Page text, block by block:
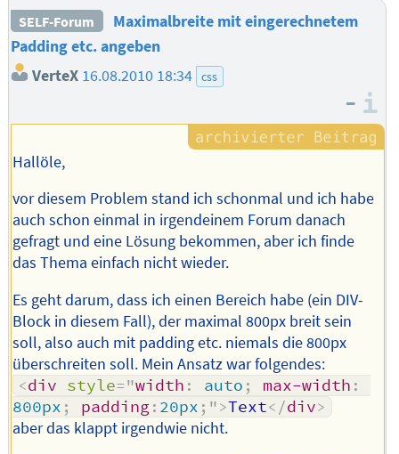
SELF-Forum
Maximalbreite mit eingerechnetem
Padding etc. angeben
VerteX 16.08.2010 18:34 css
–
Hallöle,
vor diesem Problem stand ich schonmal und ich habe
auch schon einmal in irgendeinem Forum danach
gefragt und eine Lösung bekommen, aber ich finde
das Thema einfach nicht wieder.
Es geht darum, dass ich einen Bereich habe (ein DIV-
Block in diesem Fall), der maximal 800px breit sein
soll, also auch mit padding etc. niemals die 800px
überschreiten soll. Mein Ansatz war folgendes:
<div style="width : auto ; max-width :
800px ; padding: 20px ; ">Text</div>
aber das klappt irgendwie nicht.